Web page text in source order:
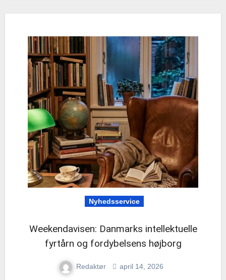
Nyhedsservice
Weekendavisen: Danmarks intellektuelle
fyrtårn og fordybelsens højborg
Redaktør april 14, 2026